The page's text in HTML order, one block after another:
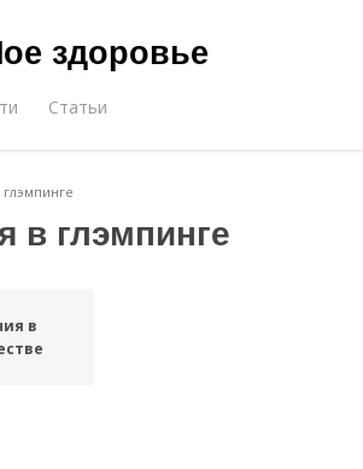
здоровье
Статьи
в глэмпинге
в